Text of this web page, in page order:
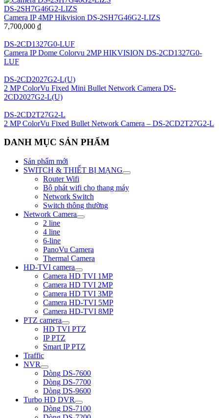
DS-2SH7G46G2-LIZS
Camera IP 4MP Hikvision DS-2SH7G46G2-LIZS
7,700,000 ₫
DS-2CD1327G0-LUF
Camera IP Dome Colorvu 2MP HIKVISION DS-2CD1327G0-
LUF
DS-2CD2027G2-L(U)
2 MP ColorVu Fixed Mini Bullet Network Camera DS-
2CD2027G2-L(U)
DS-2CD2T27G2-L
2 MP ColorVu Fixed Bullet Network Camera – DS-2CD2T27G2-L
DANH MỤC SẢN PHẨM
Sản phẩm mới
SWITCH & THIẾT BỊ MẠNG
Router Wifi
Bộ phát wifi cho thang máy
Network Switch
Switch thông thường
Network Camera
2 line
4 line
6-line
PanoVu Camera
Thermal Camera
HD-TVI camera
Camera HD TVI 1MP
Camera HD TVI 2MP
Camera HD TVI 3MP
Camera HD-TVI 5MP
Camera HD-TVI 8MP
PTZ camera
HD TVI PTZ
IP PTZ
Smart IP PTZ
Traffic
NVR
Dòng DS-7600
Dòng DS-7700
Dòng DS-9600
Turbo HD DVR
Dòng DS-7100